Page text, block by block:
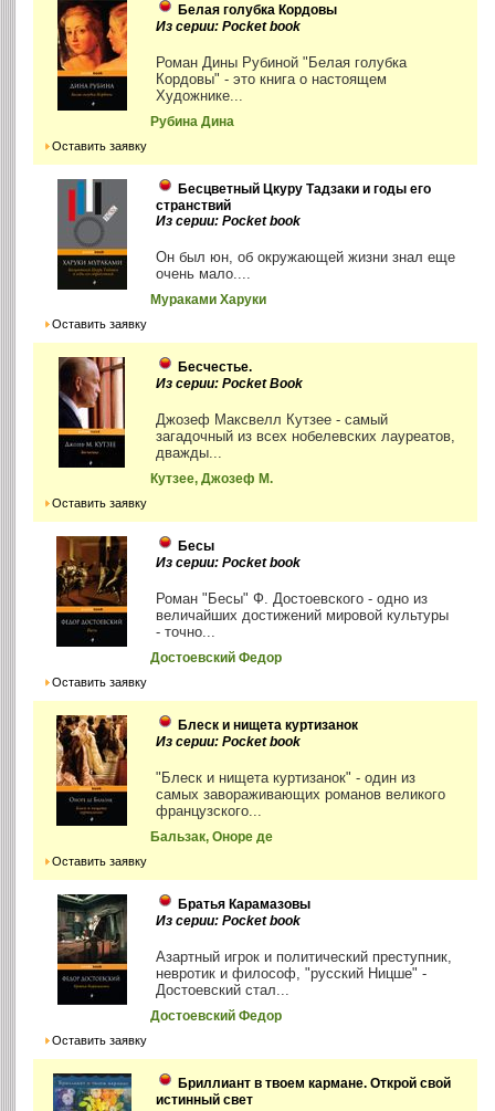
Белая голубка Кордовы
Из серии: Pocket book
Роман Дины Рубиной "Белая голубка
Кордовы" - это книга о настоящем
Художнике...
Рубина Дина
Оставить заявку
Бесцветный Цкуру Тадзаки и годы его
странствий
Из серии: Pocket book
Он был юн, об окружающей жизни знал еще
очень мало....
Мураками Харуки
Оставить заявку
Бесчестье.
Из серии: Pocket Book
Джозеф Максвелл Кутзее - самый
загадочный из всех нобелевских лауреатов,
дважды...
Кутзее, Джозеф М.
Оставить заявку
Бесы
Из серии: Pocket book
Роман "Бесы" Ф. Достоевского - одно из
величайших достижений мировой культуры
- точно...
Достоевский Федор
Оставить заявку
Блеск и нищета куртизанок
Из серии: Pocket book
"Блеск и нищета куртизанок" - один из
самых завораживающих романов великого
французского...
Бальзак, Оноре де
Оставить заявку
Братья Карамазовы
Из серии: Pocket book
Азартный игрок и политический преступник,
невротик и философ, "русский Ницше" -
Достоевский стал...
Достоевский Федор
Оставить заявку
Бриллиант в твоем кармане. Открой свой
истинный свет